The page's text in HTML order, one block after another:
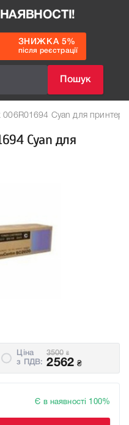
Пошук
ЗНИЖКА 5%
після реєстрації
006R01694 Cyan для
Cyan для
Ціна
з ПДВ:
3500 ₴
2562 ₴
Є в наявності 100%